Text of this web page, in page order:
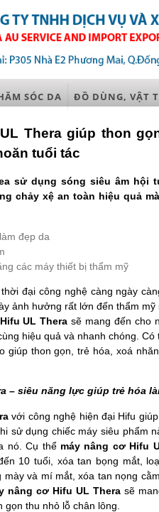
SÓC DA ĐỒ DÙNG, VẬT
Thera giúp thon
tuổi tác
sử dụng sóng siêu âm hội
chảy xệ an toàn hiệu quả
đẹp da
các máy thiết bị thẩm mỹ
đại công nghệ càng ngày
ảnh hưởng rất lớn đến thẩm
UL Thera sẽ mang đến cho
hiệu quả và nhanh chóng. Có
giúp thon gọn, trẻ hóa, xoá
– siêu năng lực giúp trẻ hóa
với công nghệ hiện đại Hifu
sử dụng chiếc máy siêu phẩm
nó. Cụ thể máy nâng cơ Hifu
10 tuổi, xóa tan bọng mắt,
và mí mắt, xóa tan nọng
nâng cơ Hifu UL Thera sẽ
thu nhỏ lỗ chân lông.